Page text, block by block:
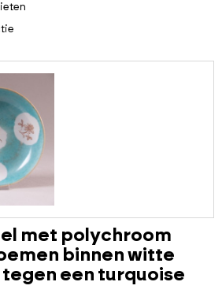
met polychroom
binnen witte
een turquoise